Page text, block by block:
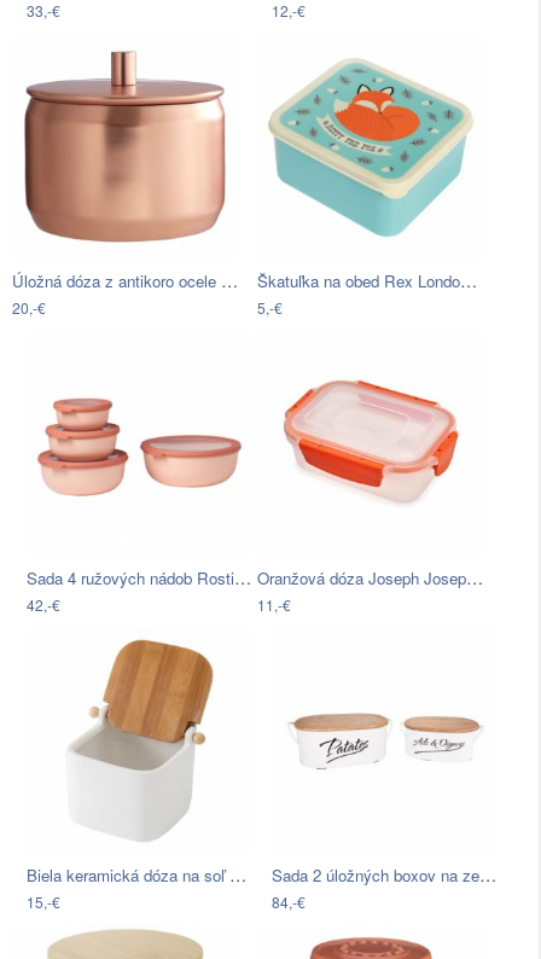
33,-€ 12,-€
Úložná dóza z antikoro ocele vo farbe…
20,-€
Škatuľka na obed Rex London Rusty The…
5,-€
Sada 4 ružových nádob Rosti Mepal Nordic
42,-€
Oranžová dóza Joseph Joseph Nest Lock
11,-€
Biela keramická dóza na soľ Unimasa,…
15,-€
Sada 2 úložných boxov na zemiaky a…
84,-€